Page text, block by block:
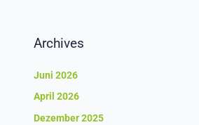
Archives
Juni 2026
April 2026
Dezember 2025